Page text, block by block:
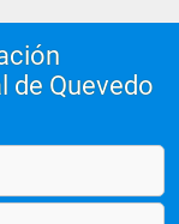
de Quevedo